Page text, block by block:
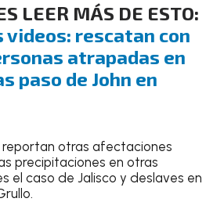
LEER MÁS DE ESTO:
rescatan con
atrapadas en
paso de John en
otras afectaciones
precipitaciones en otras
el caso de Jalisco y deslaves en